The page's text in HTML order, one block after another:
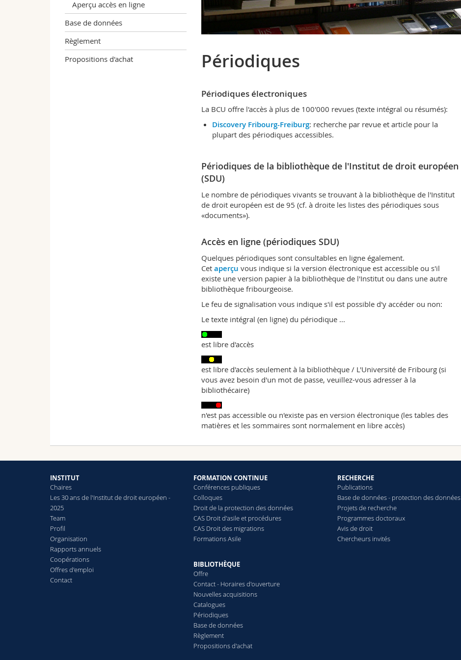
Aperçu accès en ligne
Base de données
Règlement
Propositions d'achat
Périodiques
Périodiques électroniques
La BCU offre l'accès à plus de 100'000 revues (texte intégral ou résumés):
Discovery Fribourg-Freiburg: recherche par revue et article pour la
plupart des périodiques accessibles.
Périodiques de la bibliothèque de l'Institut de droit européen
(SDU)
Le nombre de périodiques vivants se trouvant à la bibliothèque de l'Institut
de droit européen est de 95 (cf. à droite les listes des périodiques sous
«documents»).
Accès en ligne (périodiques SDU)
Quelques périodiques sont consultables en ligne également.
Cet aperçu vous indique si la version électronique est accessible ou s'il
existe une version papier à la bibliothèque de l'Institut ou dans une autre
bibliothèque fribourgeoise.
Le feu de signalisation vous indique s'il est possible d'y accéder ou non:
Le texte intégral (en ligne) du périodique ...
est libre d'accès
est libre d'accès seulement à la bibliothèque / L'Université de Fribourg (si
vous avez besoin d'un mot de passe, veuillez-vous adresser à la
bibliothécaire)
n'est pas accessible ou n'existe pas en version électronique (les tables des
matières et les sommaires sont normalement en libre accès)
INSTITUT
Chaires
Les 30 ans de l'Institut de droit européen -
2025
Team
Profil
Organisation
Rapports annuels
Coopérations
Offres d'emploi
Contact
FORMATION CONTINUE
Conférences publiques
Colloques
Droit de la protection des données
CAS Droit d'asile et procédures
CAS Droit des migrations
Formations Asile
BIBLIOTHÈQUE
Offre
Contact - Horaires d'ouverture
Nouvelles acquisitions
Catalogues
Périodiques
Base de données
Règlement
Propositions d'achat
RECHERCHE
Publications
Base de données - protection des données
Projets de recherche
Programmes doctoraux
Avis de droit
Chercheurs invités